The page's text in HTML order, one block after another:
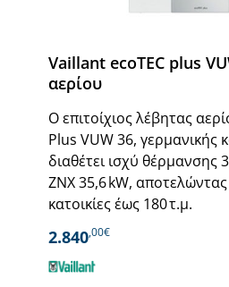
Vaillant ecoTEC plus
αερίου
Ο επιτοίχιος λέβητας
Plus VUW 36, γερμανικής
διαθέτει ισχύ θέρμανσης
ΖΝΧ 35,6 kW, αποτελώντας
κατοικίες έως 180 τ.μ.
2.840,00€